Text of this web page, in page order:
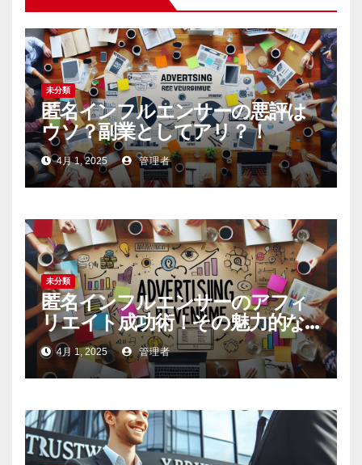
未分類
匿名インフルエンサーの悪評は
ウソ？副業としてアリ？！
4月 1, 2025 管理者
未分類
匿名インフルエンサーのアフィ
リエイト成功術！その魅力的な
内容の作り方とは
4月 1, 2025 管理者